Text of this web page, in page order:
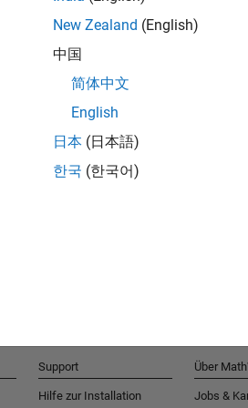
Talent Network beitreten
Sie personalisierte
und Unternehmensneuigkeiten.
New Zealand (English)
中国
简体中文
English
日本 (日本語)
한국 (한국어)
Support
Hilfe zur Installation
Über
Jobs &